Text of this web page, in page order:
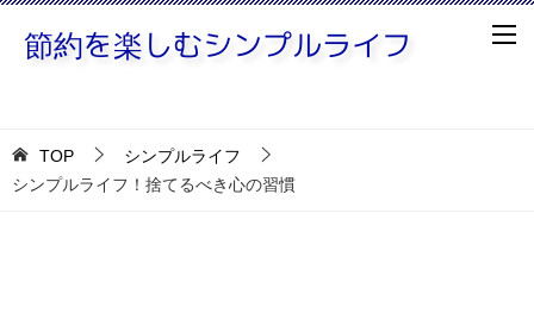
TOP
シンプルライフ
シンプルライフ！捨てるべき心の習慣